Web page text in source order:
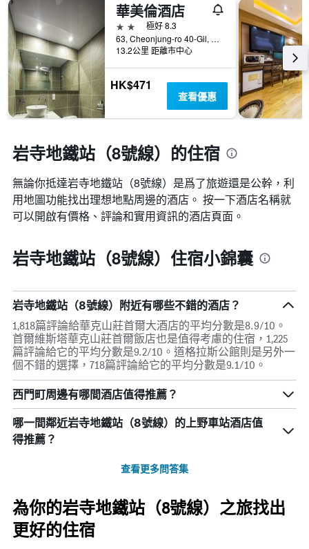
華美倫酒店
2星級
極好 8.3
63, Cheonjung-ro 40-Gil, Gangdong-gu, 首爾, 韓國
13.2公里 距離市中心
HK$471
查看優惠
岩寺地鐵站（8號線）的住宿
無論你抵達岩寺地鐵站（8號線）​是爲了旅遊還是公幹，利
用地圖功能找出理想地點周邊的酒店。 按一下酒店名稱就
可以開啟有價格、評論和實用資訊的酒店頁面。
岩寺地鐵站（8號線）住宿小錦囊
岩寺地鐵站（8號線）附近有哪些不錯的酒店？
1,818篇評論給華克山莊首爾大酒店的平均分數是8.9/10。
首爾維斯塔華克山莊首爾飯店也是值得考慮的住宿，1,225
篇評論給它的平均分數是9.2/10。道格拉斯公館則是另外一
個不錯的選擇，718篇評論給它的平均分數是9.1/10。
西門町周邊有哪間酒店值得推薦？
哪一間鄰近岩寺地鐵站（8號線）的上野車站酒店值
得推薦？
查看更多問答集
為你的岩寺地鐵站（8號線）之旅找出
更好的住宿